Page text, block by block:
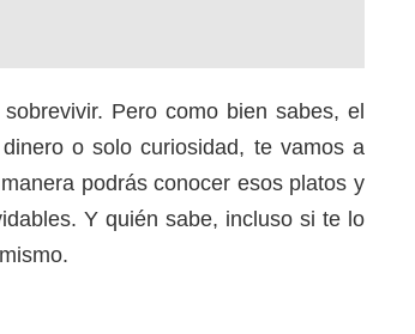
Pero como bien sabes, el
o solo curiosidad, te vamos a
podrás conocer esos platos y
Y quién sabe, incluso si te lo